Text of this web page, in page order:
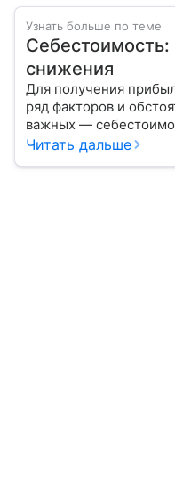
Узнать больше по теме
снижения
Для получения
ряд факторов и
важных —
вместе с экспертом,
Читать дальше